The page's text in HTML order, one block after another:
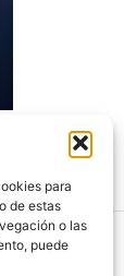
para
de estas
o las
puede